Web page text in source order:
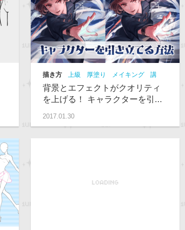
描き方 上級 厚塗り メイキング
講
座
背景とエフェクトがクオリティ
を上げる！ キャラクターを引...
2017.01.30